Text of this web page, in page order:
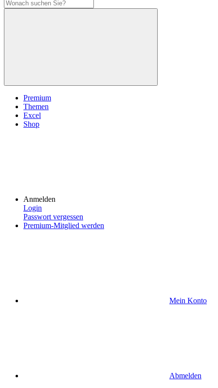
Premium
Themen
Excel
Shop
Anmelden
Login
Passwort vergessen
Premium-Mitglied werden
Mein Konto
Abmelden